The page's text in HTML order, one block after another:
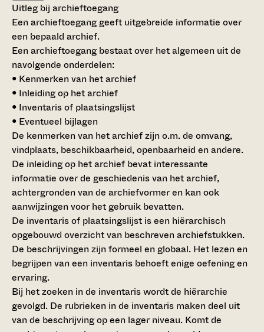
Uitleg bij archieftoegang
Een archieftoegang geeft uitgebreide informatie over
een bepaald archief.
Een archieftoegang bestaat over het algemeen uit de
navolgende onderdelen:
• Kenmerken van het archief
• Inleiding op het archief
• Inventaris of plaatsingslijst
• Eventueel bijlagen
De kenmerken van het archief zijn o.m. de omvang,
vindplaats, beschikbaarheid, openbaarheid en andere.
De inleiding op het archief bevat interessante
informatie over de geschiedenis van het archief,
achtergronden van de archiefvormer en kan ook
aanwijzingen voor het gebruik bevatten.
De inventaris of plaatsingslijst is een hiërarchisch
opgebouwd overzicht van beschreven archiefstukken.
De beschrijvingen zijn formeel en globaal. Het lezen en
begrijpen van een inventaris behoeft enige oefening en
ervaring.
Bij het zoeken in de inventaris wordt de hiërarchie
gevolgd. De rubrieken in de inventaris maken deel uit
van de beschrijving op een lager niveau. Komt de